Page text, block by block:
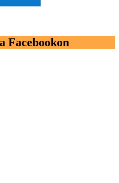
Facebookon